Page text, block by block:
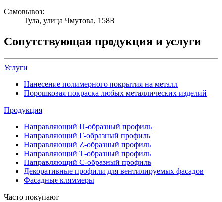
Самовывоз:
Тула, улица Чмутова, 158В
Сопутствующая продукция и услуги
Услуги
Нанесение полимерного покрытия на металл
Порошковая покраска любых металлических изделий
Продукция
Направляющий П-образный профиль
Направляющий Г-образный профиль
Направляющий Z-образный профиль
Направляющий Т-образный профиль
Направляющий С-образный профиль
Декоративные профили для вентилируемых фасадов
Фасадные кляммеры
Часто покупают